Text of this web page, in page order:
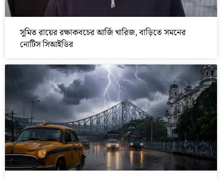
সুমিত রায়ের রক্ষাকবচের আর্জি খারিজ, বাড়িতে সমনের
নোটিস সিআইডির